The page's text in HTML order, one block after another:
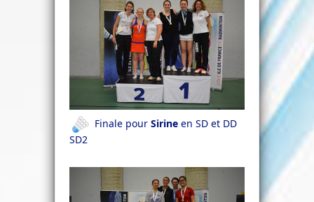
Finale pour Sirine en SD et DD
SD2